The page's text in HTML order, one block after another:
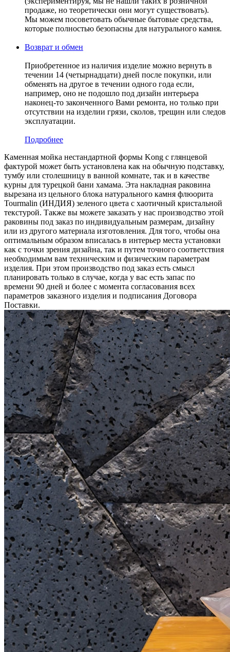
продаже, но теоретически они могут существовать).
Мы можем посоветовать обычные бытовые средства,
которые полностью безопасны для натурального камня.
Возврат и обмен
Приобретенное из наличия изделие можно вернуть в
течении 14 (четырнадцати) дней после покупки, или
обменять на другое в течении одного года если,
например, оно не подошло под дизайн интерьера
наконец-то законченного Вами ремонта, но только при
отсутствии на изделии грязи, сколов, трещин или следов
эксплуатации.
Подробнее
Каменная мойка нестандартной формы Kong с глянцевой
фактурой может быть установлена как на обычную подставку,
тумбу или столешницу в ванной комнате, так и в качестве
курны для турецкой бани хамама. Эта накладная раковина
вырезана из цельного блока натурального камня флюорита
Tourmalin (ИНДИЯ) зеленого цвета c хаотичный кристальной
текстурой. Также вы можете заказать у нас производство этой
раковины под заказ по индивидуальным размерам, дизайну
или из другого материала изготовления. Для того, чтобы она
оптимальным образом вписалась в интерьер места установки
как с точки зрения дизайна, так и путем точного соответствия
необходимым вам техническим и физическим параметрам
изделия. При этом производство под заказ есть смысл
планировать только в случае, когда у вас есть запас по
времени 90 дней и более с момента согласования всех
параметров заказного изделия и подписания Договора
Поставки.